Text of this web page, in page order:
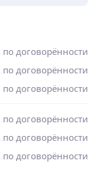
по договорённости
по договорённости
по договорённости
по договорённости
по договорённости
по договорённости